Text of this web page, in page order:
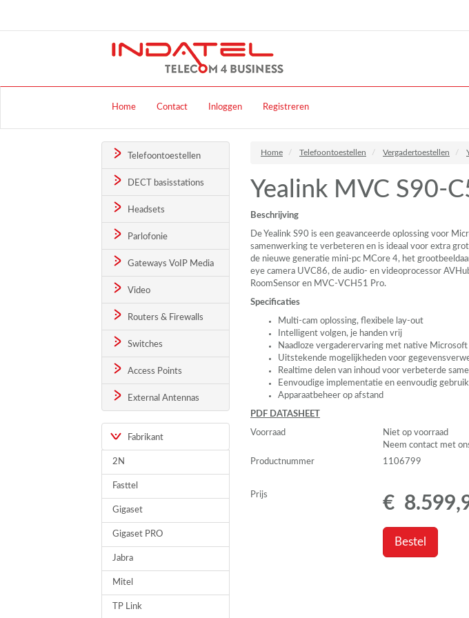
Home Contact Inloggen Registreren
Telefoontoestellen
DECT basisstations
Headsets
Parlofonie
Gateways VoIP Media
Video
Routers & Firewalls
Switches
Access Points
External Antennas
Fabrikant
2N
Fasttel
Gigaset
Gigaset PRO
Jabra
Mitel
TP Link
Home Telefoontoestellen Vergadertoestellen
Yealink MVC S90-
Beschrijving
De Yealink S90 is een geavanceerde oplossing voor
samenwerking te verbeteren en is ideaal voor extra
de nieuwe generatie mini-pc MCore 4, het
eye camera UVC86, de audio- en videoprocessor AVH
RoomSensor en MVC-VCH51 Pro.
Specificaties
Multi-cam oplossing, flexibele lay-out
Intelligent volgen, je handen vrij
Naadloze vergaderervaring met native
Uitstekende mogelijkheden voor
Realtime delen van inhoud voor verbeterde
Eenvoudige implementatie en eenvoudig gebruik
Apparaatbeheer op afstand
PDF DATASHEET
Voorraad
Niet op voorraad
Neem contact met
Productnummer
1106799
Prijs € 8.599,
Bestel